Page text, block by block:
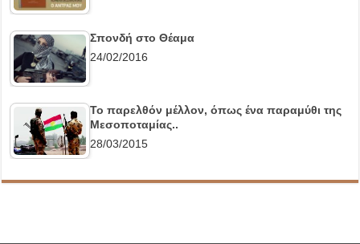
Σπονδή στο Θέαμα
24/02/2016
Το παρελθόν μέλλον, όπως ένα παραμύθι της
Μεσοποταμίας..
28/03/2015